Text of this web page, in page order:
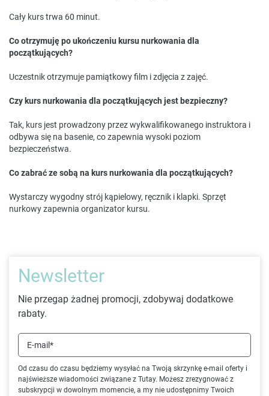
Cały kurs trwa 60 minut.
Co otrzymuję po ukończeniu kursu nurkowania dla
początkujących?
Uczestnik otrzymuje pamiątkowy film i zdjęcia z zajęć.
Czy kurs nurkowania dla początkujących jest bezpieczny?
Tak, kurs jest prowadzony przez wykwalifikowanego instruktora i
odbywa się na basenie, co zapewnia wysoki poziom
bezpieczeństwa.
Co zabrać ze sobą na kurs nurkowania dla początkujących?
Wystarczy wygodny strój kąpielowy, ręcznik i klapki. Sprzęt
nurkowy zapewnia organizator kursu.
Newsletter
Nie przegap żadnej promocji, zdobywaj dodatkowe
rabaty.
Od czasu do czasu będziemy wysyłać na Twoją skrzynkę e-mail oferty i
najświeższe wiadomości związane z Tutay. Możesz zrezygnować z
subskrypcji w dowolnym momencie, a my nie udostępnimy Twoich
E-mail*